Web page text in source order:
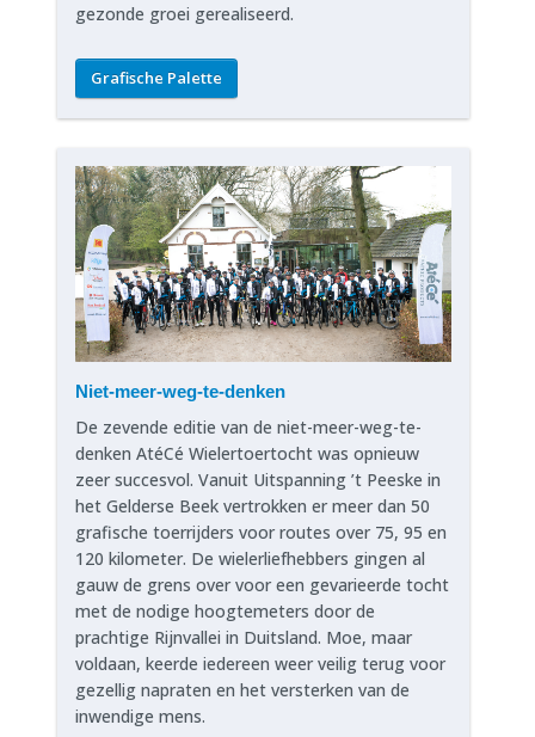
gezonde groei gerealiseerd.
Grafische Palette
Niet-meer-weg-te-denken
De zevende editie van de niet-meer-weg-te-
denken AtéCé Wielertoertocht was opnieuw
zeer succesvol. Vanuit Uitspanning ’t Peeske in
het Gelderse Beek vertrokken er meer dan 50
grafische toerrijders voor routes over 75, 95 en
120 kilometer. De wielerliefhebbers gingen al
gauw de grens over voor een gevarieerde tocht
met de nodige hoogtemeters door de
prachtige Rijnvallei in Duitsland. Moe, maar
voldaan, keerde iedereen weer veilig terug voor
gezellig napraten en het versterken van de
inwendige mens.